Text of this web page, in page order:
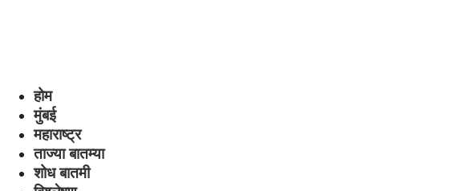
होम
मुंबई
महाराष्ट्र
ताज्या बातम्या
शोध बातमी